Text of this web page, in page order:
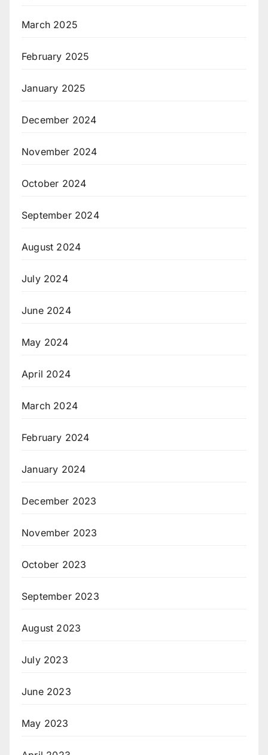
March 2025
February 2025
January 2025
December 2024
November 2024
October 2024
September 2024
August 2024
July 2024
June 2024
May 2024
April 2024
March 2024
February 2024
January 2024
December 2023
November 2023
October 2023
September 2023
August 2023
July 2023
June 2023
May 2023